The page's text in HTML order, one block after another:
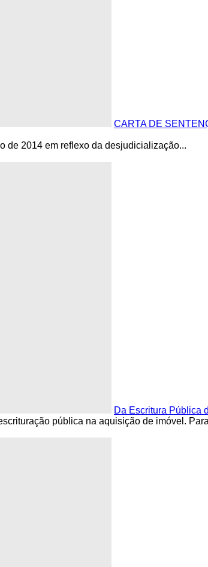
CARTA DE
de 2014 em reflexo da desjudicialização...
Da Escritura Pública
pública na aquisição de imóvel.